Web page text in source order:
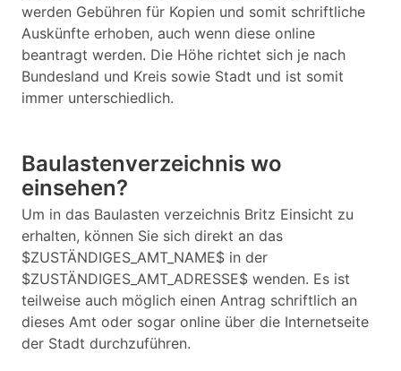
werden Gebühren für Kopien und somit schriftliche
Auskünfte erhoben, auch wenn diese online
beantragt werden. Die Höhe richtet sich je nach
Bundesland und Kreis sowie Stadt und ist somit
immer unterschiedlich.
Baulastenverzeichnis wo
einsehen?
Um in das Baulasten verzeichnis Britz Einsicht zu
erhalten, können Sie sich direkt an das
$ZUSTÄNDIGES_AMT_NAME$ in der
$ZUSTÄNDIGES_AMT_ADRESSE$ wenden. Es ist
teilweise auch möglich einen Antrag schriftlich an
dieses Amt oder sogar online über die Internetseite
der Stadt durchzuführen.